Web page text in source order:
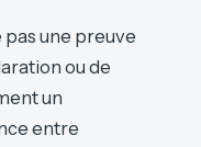
une preuve
ou de
un
entre